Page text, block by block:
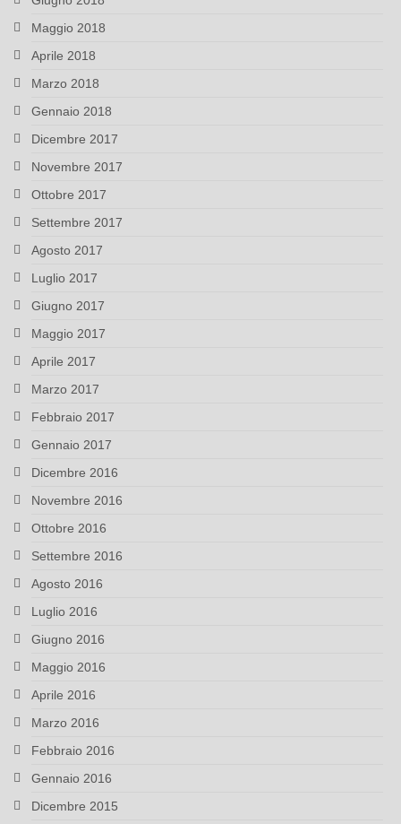
Maggio 2018
Aprile 2018
Marzo 2018
Gennaio 2018
Dicembre 2017
Novembre 2017
Ottobre 2017
Settembre 2017
Agosto 2017
Luglio 2017
Giugno 2017
Maggio 2017
Aprile 2017
Marzo 2017
Febbraio 2017
Gennaio 2017
Dicembre 2016
Novembre 2016
Ottobre 2016
Settembre 2016
Agosto 2016
Luglio 2016
Giugno 2016
Maggio 2016
Aprile 2016
Marzo 2016
Febbraio 2016
Gennaio 2016
Dicembre 2015